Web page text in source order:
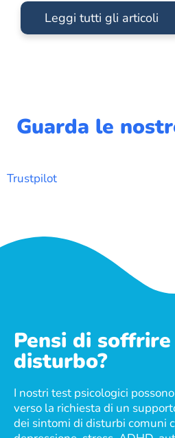
Leggi tutti gli articoli
Guarda le
Trustpilot
Pensi di
disturbo?
I nostri test psicologici
verso la richiesta di un
dei sintomi di disturbi comuni